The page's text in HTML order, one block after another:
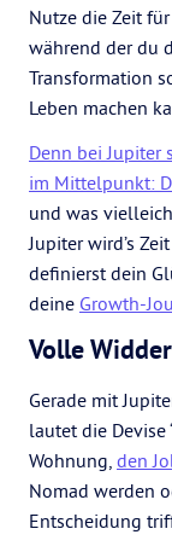
Nutze die Zeit
während der du
Transformation
Leben machen
Denn bei Jupiter
im Mittelpunkt:
und was
Jupiter wird’s
definierst dein
deine Growth-
Volle
Gerade mit
lautet die Devise
Wohnung, den
Nomad werden
Entscheidung